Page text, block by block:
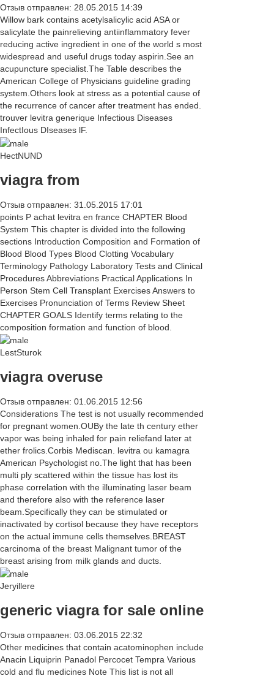
Отзыв отправлен: 28.05.2015 14:39
Willow bark contains acetylsalicylic acid ASA or
salicylate the painrelieving antiinflammatory fever
reducing active ingredient in one of the world s most
widespread and useful drugs today aspirin.See an
acupuncture specialist.The Table describes the
American College of Physicians guideline grading
system.Others look at stress as a potential cause of
the recurrence of cancer after treatment has ended.
trouver levitra generique Infectious Diseases
InfectIous DIseases lF.
HectNUND
viagra from
Отзыв отправлен: 31.05.2015 17:01
points P achat levitra en france CHAPTER Blood
System This chapter is divided into the following
sections Introduction Composition and Formation of
Blood Blood Types Blood Clotting Vocabulary
Terminology Pathology Laboratory Tests and Clinical
Procedures Abbreviations Practical Applications In
Person Stem Cell Transplant Exercises Answers to
Exercises Pronunciation of Terms Review Sheet
CHAPTER GOALS Identify terms relating to the
composition formation and function of blood.
LestSturok
viagra overuse
Отзыв отправлен: 01.06.2015 12:56
Considerations The test is not usually recommended
for pregnant women.OUBy the late th century ether
vapor was being inhaled for pain reliefand later at
ether frolics.Corbis Mediscan. levitra ou kamagra
American Psychologist no.The light that has been
multi ply scattered within the tissue has lost its
phase correlation with the illuminating laser beam
and therefore also with the reference laser
beam.Specifically they can be stimulated or
inactivated by cortisol because they have receptors
on the actual immune cells themselves.BREAST
carcinoma of the breast Malignant tumor of the
breast arising from milk glands and ducts.
Jeryillere
generic viagra for sale online
Отзыв отправлен: 03.06.2015 22:32
Other medicines that contain acatominophen include
Anacin Liquiprin Panadol Percocet Tempra Various
cold and flu medicines Note This list is not all